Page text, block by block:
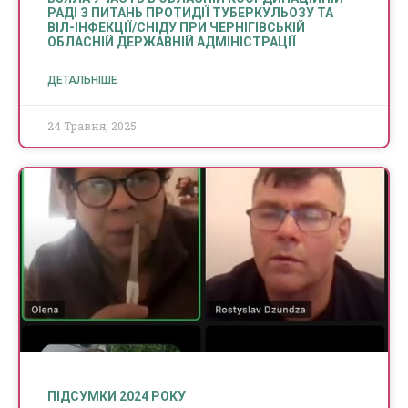
РАДІ З ПИТАНЬ ПРОТИДІЇ ТУБЕРКУЛЬОЗУ ТА
ВІЛ-ІНФЕКЦІЇ/СНІДУ ПРИ ЧЕРНІГІВСЬКІЙ
ОБЛАСНІЙ ДЕРЖАВНІЙ АДМІНІСТРАЦІЇ
ДЕТАЛЬНІШЕ
24 Травня, 2025
ПІДСУМКИ 2024 РОКУ